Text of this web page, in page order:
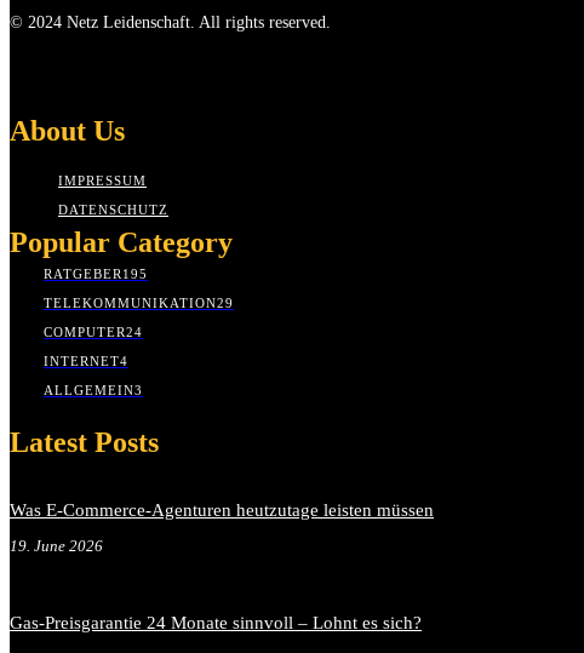
© 2024 Netz Leidenschaft. All rights reserved.
About Us
IMPRESSUM
DATENSCHUTZ
Popular Category
RATGEBER 195
TELEKOMMUNIKATION29
COMPUTER24
INTERNET4
ALLGEMEIN3
Latest Posts
Was E-Commerce-Agenturen heutzutage leisten müssen
19. June 2026
Gas-Preisgarantie 24 Monate sinnvoll – Lohnt es sich?